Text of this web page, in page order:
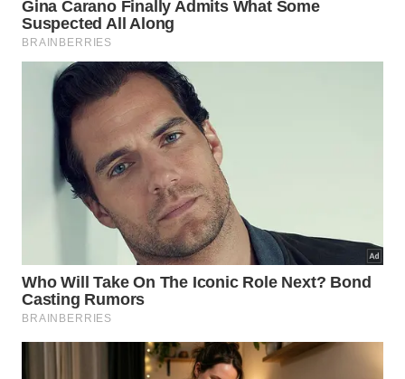
ervas frescas no final, como salsa ou cebolinha.
Por que essa receita combina com
dias de recuperação?
O caldo de legumescombina com a recuperação
porque entrega líquido quente, aroma suave e uma
textura que não exige esforço para mastigar. Em
vez de uma refeição pesada, a tigela traz cenoura,
alho-poró e outros vegetais em uma forma fácil de
A receitade Jordi Cruz funciona pela precisão do
básico: bons legumes, água na medida, fogo baixo e
sal com cuidado. Quando o corpo ainda está
voltando ao normal, esse tipo de preparo organiza a
refeição sem exagero de gordura, tempero ou